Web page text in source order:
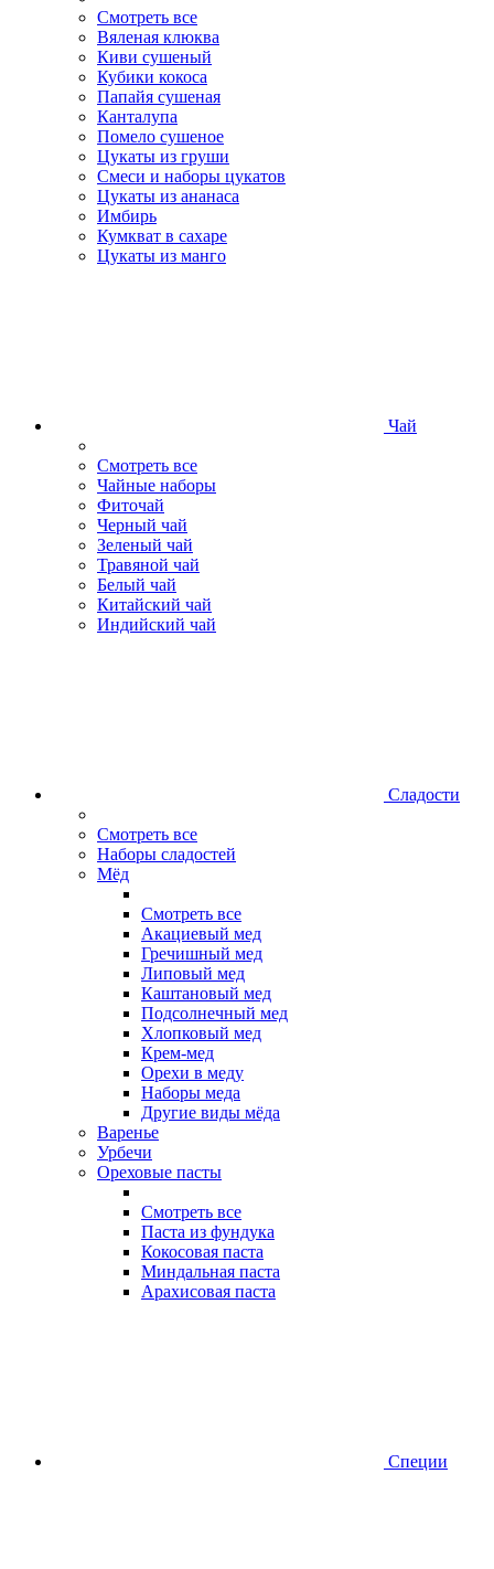
Смотреть все
Вяленая клюква
Киви сушеный
Кубики кокоса
Папайя сушеная
Канталупа
Помело сушеное
Цукаты из груши
Смеси и наборы цукатов
Цукаты из ананаса
Имбирь
Кумкват в сахаре
Цукаты из манго
Чай
Смотреть все
Чайные наборы
Фиточай
Черный чай
Зеленый чай
Травяной чай
Белый чай
Китайский чай
Индийский чай
Сладости
Смотреть все
Наборы сладостей
Мёд
Смотреть все
Акациевый мед
Гречишный мед
Липовый мед
Каштановый мед
Подсолнечный мед
Хлопковый мед
Крем-мед
Орехи в меду
Наборы меда
Другие виды мёда
Варенье
Урбечи
Ореховые пасты
Смотреть все
Паста из фундука
Кокосовая паста
Миндальная паста
Арахисовая паста
Специи